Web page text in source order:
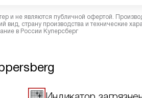
и не являются публичной офертой.
страну производства и технические
в России Куперсберг